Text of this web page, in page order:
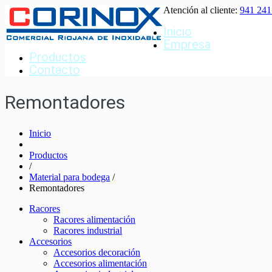
Atención al cliente: 941
Inicio
Empresa
Productos
Contacto
Remontadores
Inicio
Productos
/
Material para bodega /
Remontadores
Racores
Racores alimentación
Racores industrial
Accesorios
Accesorios decoración
Accesorios alimentación